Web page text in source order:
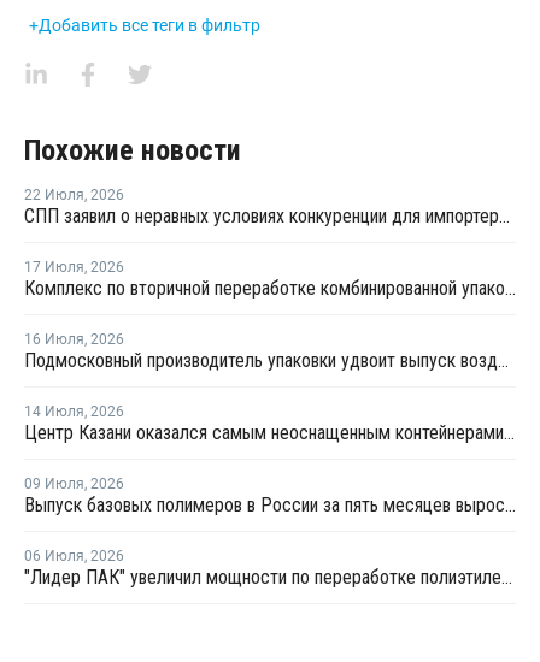
+Добавить все теги в фильтр
Похожие новости
22 Июля, 2026
СПП заявил о неравных условиях конкуренции для импортеров полимерной упаковки в рамках российского РОП
17 Июля, 2026
Комплекс по вторичной переработке комбинированной упаковки запущен в Челябинске
16 Июля, 2026
Подмосковный производитель упаковки удвоит выпуск воздушно-пузырчатой пленки до 30 млн кв. метров в год
14 Июля, 2026
Центр Казани оказался самым неоснащенным контейнерами раздельного сбора отходов
09 Июля, 2026
Выпуск базовых полимеров в России за пять месяцев вырос на 3,8%
06 Июля, 2026
"Лидер ПАК" увеличил мощности по переработке полиэтилена